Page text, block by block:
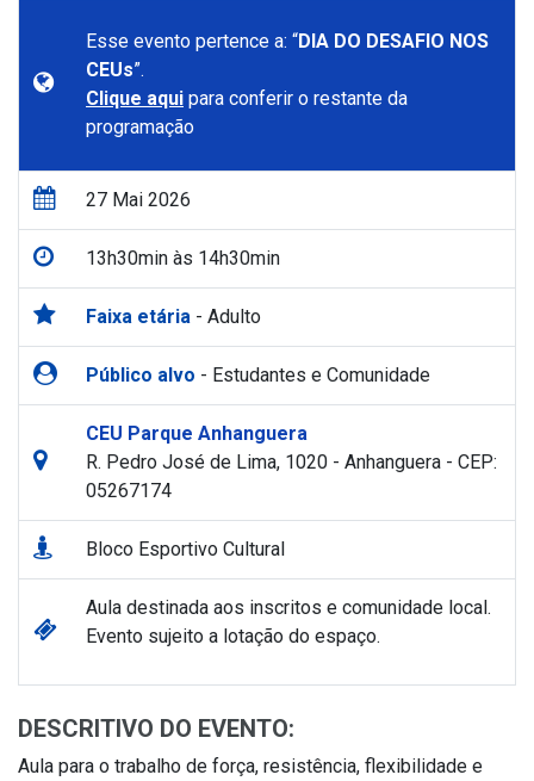
Esse evento pertence a: “DIA DO DESAFIO NOS
CEUs”.
Clique aqui para conferir o restante da
programação
27 Mai 2026
13h30min às 14h30min
Faixa etária - Adulto
Público alvo - Estudantes e Comunidade
CEU Parque Anhanguera
R. Pedro José de Lima, 1020 - Anhanguera - CEP:
05267174
Bloco Esportivo Cultural
Aula destinada aos inscritos e comunidade local.
Evento sujeito a lotação do espaço.
DESCRITIVO DO EVENTO:
Aula para o trabalho de força, resistência, flexibilidade e